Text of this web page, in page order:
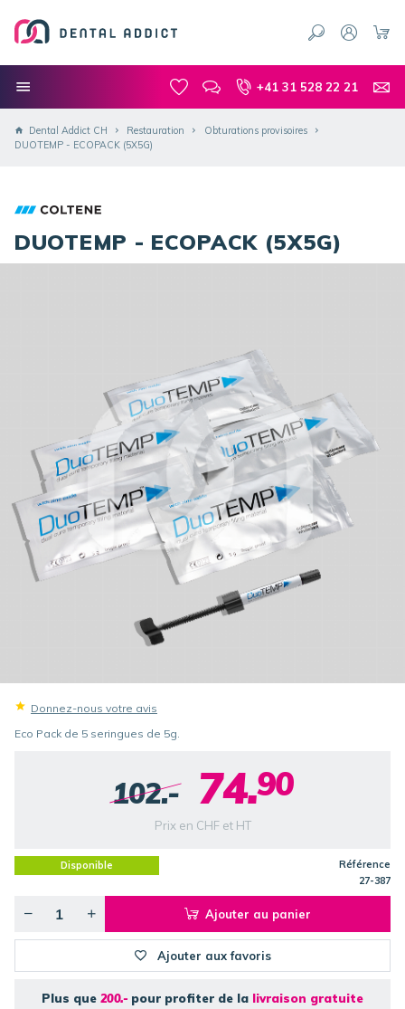
+41 31 528 22 21
Dental Addict CH Restauration
Obturations provisoires
DUOTEMP - ECOPACK (5X5G)
DUOTEMP - ECOPACK (5X5G)
Donnez-nous votre avis
Eco Pack de 5 seringues de 5g.
102.- 74.90
Prix en CHF et HT
Disponible
Référence
27-387
Ajouter au panier
Ajouter aux favoris
Plus que 200.- pour profiter de la livraison gratuite